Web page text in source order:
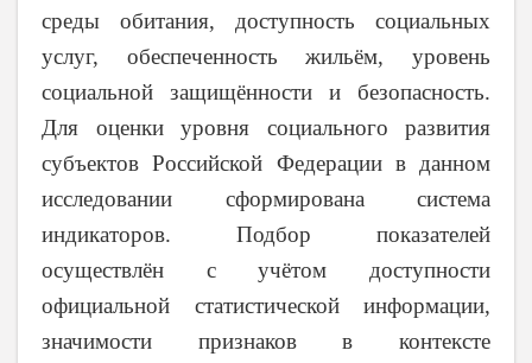
среды обитания, доступность социальных
услуг, обеспеченность жильём, уровень
социальной защищённости и безопасность.
Для оценки уровня социального развития
субъектов Российской Федерации в данном
исследовании сформирована система
индикаторов. Подбор показателей
осуществлён с учётом доступности
официальной статистической информации,
значимости признаков в контексте